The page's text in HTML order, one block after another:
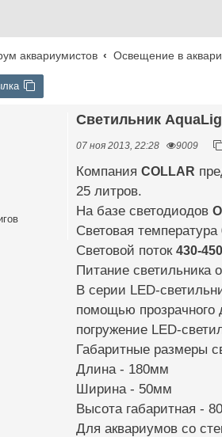
аквариумистов Освещение в
Светильник
07 ноя 2013, 22:28 9009
Компания COLLAR
25 литров.
На базе светодиодов
Световая температура
Световой поток 430-
Питание светильника
В серии LED-
помощью прозрачного
погружение LED-
Габаритные размеры
Длина - 180мм
Ширина - 50мм
Высота габаритная -
Для аквариумов со